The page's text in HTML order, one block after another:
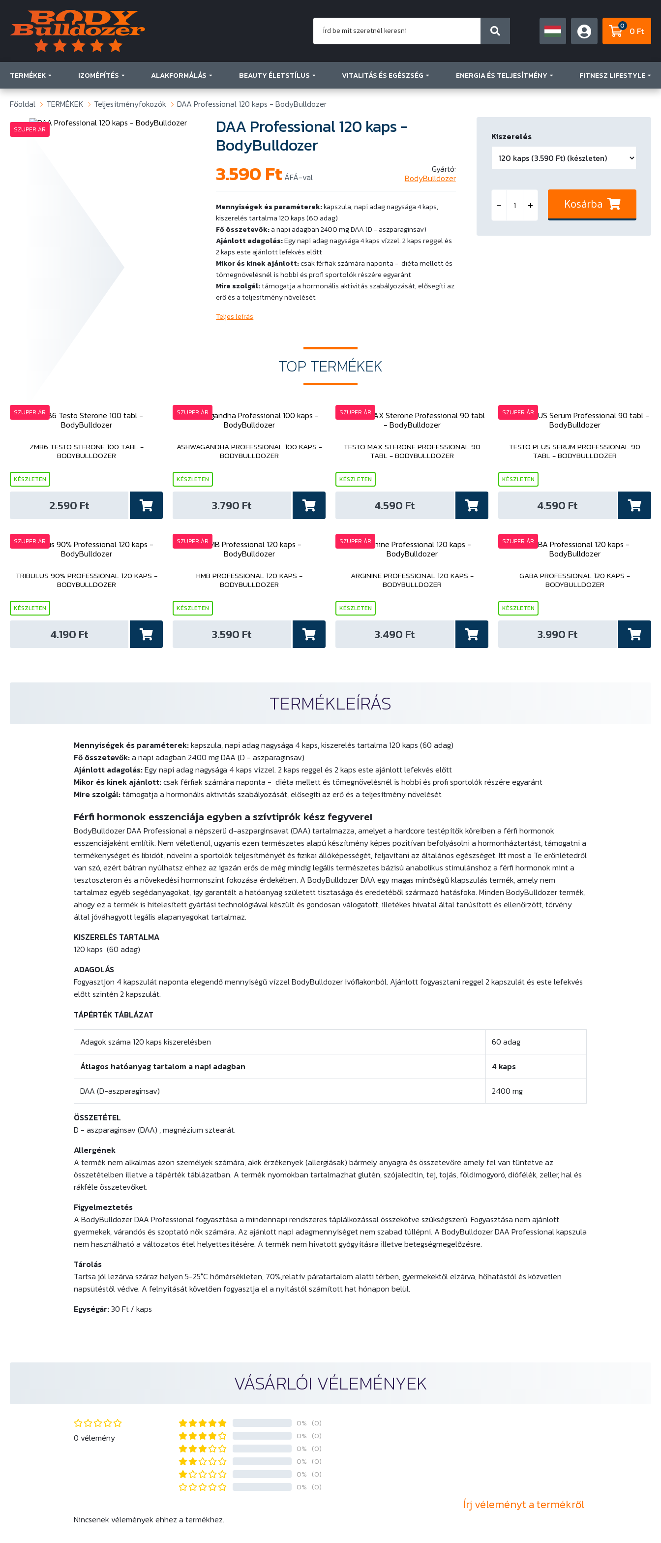
0 0 Ft
TERMÉKEK IZOMÉPÍTÉS ALAKFORMÁLÁS BEAUTY ÉLETSTÍLUS VITALITÁS ÉS EGÉSZSÉG ENERGIA ÉS TELJESÍTMÉNY FITNESZ LIFESTYLE
Főoldal TERMÉKEK Teljesítményfokozók DAA Professional 120 kaps - BodyBulldozer
SZUPER ÁR DAA Professional 120 kaps -
BodyBulldozer
Gyártó:
BodyBulldozer
3.590Ft ÁFÁ-val
Mennyiségek és paraméterek:kapszula, napi adag nagysága 4 kaps,
kiszerelés tartalma 120 kaps (60 adag)
Fő összetevők:a napi adagban 2400 mg DAA (D - aszparaginsav)
Ajánlott adagolás:Egy napi adag nagysága 4 kaps vízzel. 2 kaps reggel és
2 kaps este ajánlott lefekvés előtt
Mikor és kinek ajánlott:csak férfiak számára naponta - diéta mellett és
tömegnövelésnél is hobbi és profi sportolók részére egyaránt
Mire szolgál:támogatja a hormonális aktivitás szabályozását, elősegíti az
erő és a teljesítmény növelését
Teljes leírás
Kiszerelés
Kosárba
TOP TERMÉKEK
SZUPER ÁR
ZMB6 TESTO STERONE 100 TABL -
BODYBULLDOZER
KÉSZLETEN
2.590 Ft
SZUPER ÁR
ASHWAGANDHA PROFESSIONAL 100 KAPS -
BODYBULLDOZER
KÉSZLETEN
3.790 Ft
SZUPER ÁR
TESTO MAX STERONE PROFESSIONAL 90
TABL - BODYBULLDOZER
KÉSZLETEN
4.590 Ft
SZUPER ÁR
TESTO PLUS SERUM PROFESSIONAL 90
TABL - BODYBULLDOZER
KÉSZLETEN
4.590 Ft
SZUPER ÁR
TRIBULUS 90% PROFESSIONAL 120 KAPS -
BODYBULLDOZER
KÉSZLETEN
4.190 Ft
SZUPER ÁR
HMB PROFESSIONAL 120 KAPS -
BODYBULLDOZER
KÉSZLETEN
3.590 Ft
SZUPER ÁR
ARGININE PROFESSIONAL 120 KAPS -
BODYBULLDOZER
KÉSZLETEN
3.490 Ft
SZUPER ÁR
GABA PROFESSIONAL 120 KAPS -
BODYBULLDOZER
KÉSZLETEN
3.990 Ft
TERMÉKLEÍRÁS
Mennyiségek és paraméterek:kapszula, napi adag nagysága 4 kaps, kiszerelés tartalma 120 kaps (60 adag)
Fő összetevők:a napi adagban 2400 mg DAA (D - aszparaginsav)
Ajánlott adagolás:Egy napi adag nagysága 4 kaps vízzel. 2 kaps reggel és 2 kaps este ajánlott lefekvés előtt
Mikor és kinek ajánlott:csak férfiak számára naponta - diéta mellett és tömegnövelésnél is hobbi és profi sportolók részére egyaránt
Mire szolgál:támogatja a hormonális aktivitás szabályozását, elősegíti az erő és a teljesítmény növelését
Férfi hormonok esszenciája egyben a szívtiprók kész fegyvere!
BodyBulldozer DAA Professional a népszerűd-aszparginsavat (DAA) tartalmazza, amelyet a hardcore testépítők köreiben a férfi hormonok
esszenciájaként említik. Nem véletlenül, ugyanis ezen természetes alapú készítmény képes pozitívan befolyásolni a hormonháztartást, támogatni a
termékenységet és libidót, növelni a sportolók teljesítményét és fizikai állóképességét, feljavítani az általános egészséget. Itt most a Te erőnlétedről
van szó, ezért bátran nyúlhatsz ehhez az igazán erős de még mindig legális természetes bázisú anabolikus stimulánshoz a férfi hormonok mint a
tesztoszteron és a növekedési hormonszint fokozása érdekében. A BodyBulldozer DAA egy magas minőségű klapszulás termék, amely nem
tartalmaz egyéb segédanyagokat, így garantált a hatóanyag született tisztasága és eredetéből származó hatásfoka. Minden BodyBulldozer termék,
ahogy ez a termék is hitelesített gyártási technológiával készült és gondosan válogatott, illetékes hivatal által tanúsított és ellenőrzött, törvény
által jóváhagyott legális alapanyagokat tartalmaz.
KISZERELÉS TARTALMA
120 kaps (60 adag)
ADAGOLÁS
Fogyasztjon 4 kapszulát naponta elegendő mennyiségű vízzel BodyBulldozer ivóflakonból. Ajánlott fogyasztani reggel 2 kapszulát és este lefekvés
előtt szintén 2 kapszulát.
TÁPÉRTÉK TÁBLÁZAT
Adagok száma 120 kaps kiszerelésben 60 adag
Átlagos hatóanyag tartalom a napi adagban 4 kaps
DAA (D-aszparaginsav) 2400 mg
ÖSSZETÉTEL
D - aszparaginsav (DAA) , magnézium sztearát.
Allergének
A termék nem alkalmas azon személyek számára, akik érzékenyek (allergiásak) bármely anyagra és összetevőre amely fel van tüntetve az
összetételben illetve a tápérték táblázatban. A termék nyomokban tartalmazhat glutén, szójalecitin, tej, tojás, földimogyoró, diófélék, zeller, hal és
rákféle összetevőket.
Figyelmeztetés
A BodyBulldozer DAA Professional fogyasztása a mindennapi rendszeres táplálkozással összekötve szükségszerű. Fogyasztása nem ajánlott
gyermekek, várandós és szoptató nők számára. Az ajánlott napi adagmennyiséget nem szabad túllépni. A BodyBulldozer DAA Professional kapszula
nem használható a változatos étel helyettesítésére. A termék nem hivatott gyógyításra illetve betegségmegelőzésre.
Tárolás
Tartsa jól lezárva száraz helyen 5-25°C hőmérsékleten, 70%,relatív páratartalom alatti térben, gyermekektől elzárva, hőhatástól és közvetlen
napsütéstől védve. A felnyitását követően fogyasztja el a nyitástól számított hat hónapon belül.
Egységár:30 Ft / kaps
VÁSÁRLÓI VÉLEMÉNYEK
0 vélemény
0% (0)
0% (0)
0% (0)
0% (0)
0% (0)
0% (0)
Írj véleményt a termékről
Nincsenek vélemények ehhez a termékhez.